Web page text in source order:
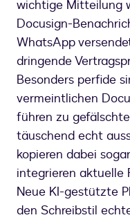
wichtige Mitteilung
Docusign-
WhatsApp
dringende
Besonders perfide
vermeintlichen
führen zu
täuschend echt
kopieren dabei
integrieren aktuelle
Neue KI-gestützte
den Schreibstil